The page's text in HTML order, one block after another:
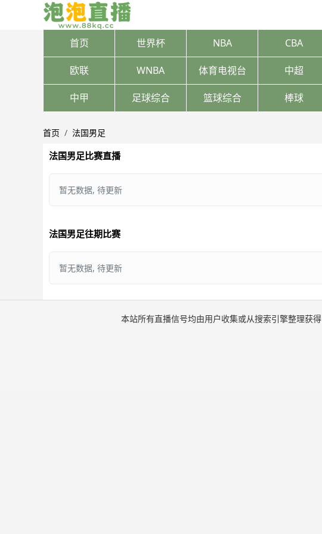
首页 世界杯 NBA CBA
欧联 WNBA 体育电视台 中超
中甲 足球综合 篮球综合 棒球
首页 法国男足
法国男足比赛直播
暂无数据, 待更新
法国男足往期比赛
暂无数据, 待更新
本站所有直播信号均由用户收集或从搜索引擎整理获